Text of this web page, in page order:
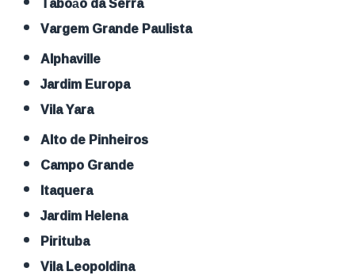
Vargem Grande Paulista
Alphaville
Jardim Europa
Vila Yara
Alto de Pinheiros
Campo Grande
Itaquera
Jardim Helena
Pirituba
Vila Leopoldina